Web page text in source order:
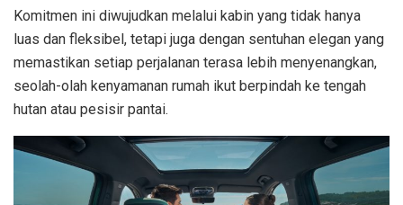
Komitmen ini diwujudkan melalui kabin yang tidak hanya
luas dan fleksibel, tetapi juga dengan sentuhan elegan yang
memastikan setiap perjalanan terasa lebih menyenangkan,
seolah-olah kenyamanan rumah ikut berpindah ke tengah
hutan atau pesisir pantai.